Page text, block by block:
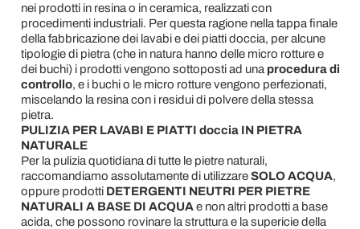
nei prodotti in resina o in ceramica, realizzati con
procedimenti industriali. Per questa ragione nella tappa finale
della fabbricazione dei lavabi e dei piatti doccia, per alcune
tipologie di pietra (che in natura hanno delle micro rotture e
dei buchi) i prodotti vengono sottoposti ad una procedura di
controllo, e i buchi o le micro rotture vengono perfezionati,
miscelando la resina con i residui di polvere della stessa
pietra.
PULIZIA PER LAVABI E PIATTI doccia IN PIETRA
NATURALE
Per la pulizia quotidiana di tutte le pietre naturali,
raccomandiamo assolutamente di utilizzareSOLO ACQUA,
oppure prodotti DETERGENTI NEUTRI PER PIETRE
NATURALI A BASE DI ACQUAe non altri prodotti a base
acida, che possono rovinare la struttura e la supericie della